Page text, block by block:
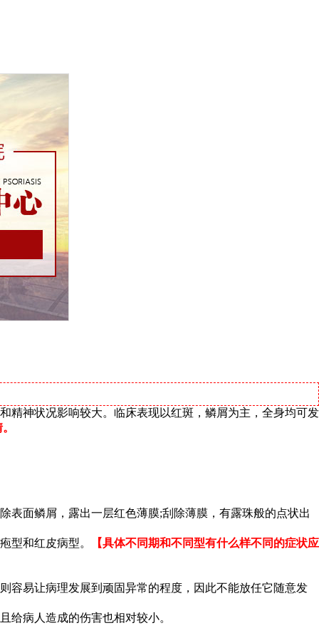
精神状况影响较大。临床表现以红斑，鳞屑为主，全身均可发
表面鳞屑，露出一层红色薄膜;刮除薄膜，有露珠般的点状出
型和红皮病型。
【具体不同期和不同型有什么样不同的症状应
容易让病理发展到顽固异常的程度，因此不能放任它随意发
给病人造成的伤害也相对较小。